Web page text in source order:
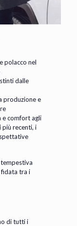
polacco nel
dalle
produzione e
e comfort agli
più recenti, i
fidata tra i
di tutti i